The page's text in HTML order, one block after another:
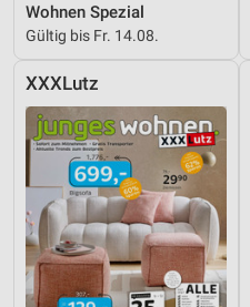
Wohnen Spezial
Gültig bis Fr. 14.08.
XXXLutz
Performance
Funktional
Werbung